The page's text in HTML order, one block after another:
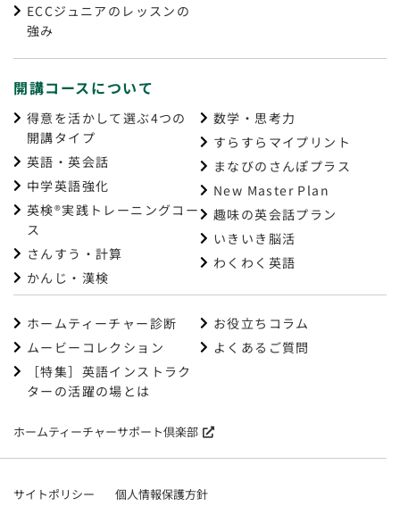
ECCジュニアのレッスンの
強み
開講コースについて
得意を活かして選ぶ4つの
開講タイプ
英語・英会話
中学英語強化
英検®実践トレーニングコー
ス
さんすう・計算
かんじ・漢検
数学・思考力
すらすらマイプリント
まなびのさんぽプラス
New Master Plan
趣味の英会話プラン
いきいき脳活
わくわく英語
ホームティーチャー診断
ムービーコレクション
［特集］英語インストラク
ターの活躍の場とは
お役立ちコラム
よくあるご質問
ホームティーチャーサポート倶楽部
サイトポリシー 個人情報保護方針